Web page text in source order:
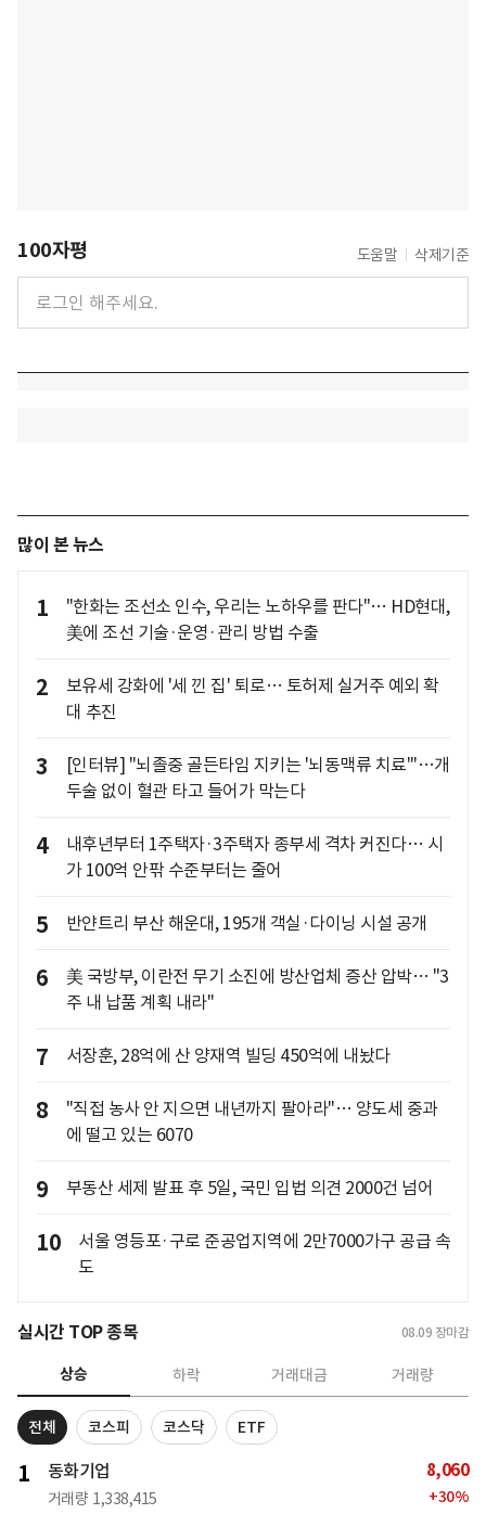
100자평 도움말 삭제기준
많이 본 뉴스
1
"한화는 조선소 인수, 우리는 노하우를 판다"… HD현대,
美에 조선 기술·운영·관리 방법 수출
2
보유세 강화에 '세 낀 집' 퇴로… 토허제 실거주 예외 확
대 추진
3
[인터뷰] "뇌졸중 골든타임 지키는 '뇌동맥류 치료'"…개
두술 없이 혈관 타고 들어가 막는다
4
내후년부터 1주택자·3주택자 종부세 격차 커진다… 시
가 100억 안팎 수준부터는 줄어
5 반얀트리 부산 해운대, 195개 객실·다이닝 시설 공개
6
美 국방부, 이란전 무기 소진에 방산업체 증산 압박… "3
주 내 납품 계획 내라"
7 서장훈, 28억에 산 양재역 빌딩 450억에 내놨다
8
"직접 농사 안 지으면 내년까지 팔아라"… 양도세 중과
에 떨고 있는 6070
9 부동산 세제 발표 후 5일, 국민 입법 의견 2000건 넘어
10
서울 영등포·구로 준공업지역에 2만7000가구 공급 속
도
실시간 TOP 종목 08.09 장마감
상승 하락 거래대금 거래량
전체 코스피 코스닥 ETF
1 동화기업
거래량 1,338,415
8,060
+30%